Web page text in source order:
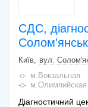
СДС,
Київ
вул.
м.Вокзальная
м.Олимпийская
Діагностичний